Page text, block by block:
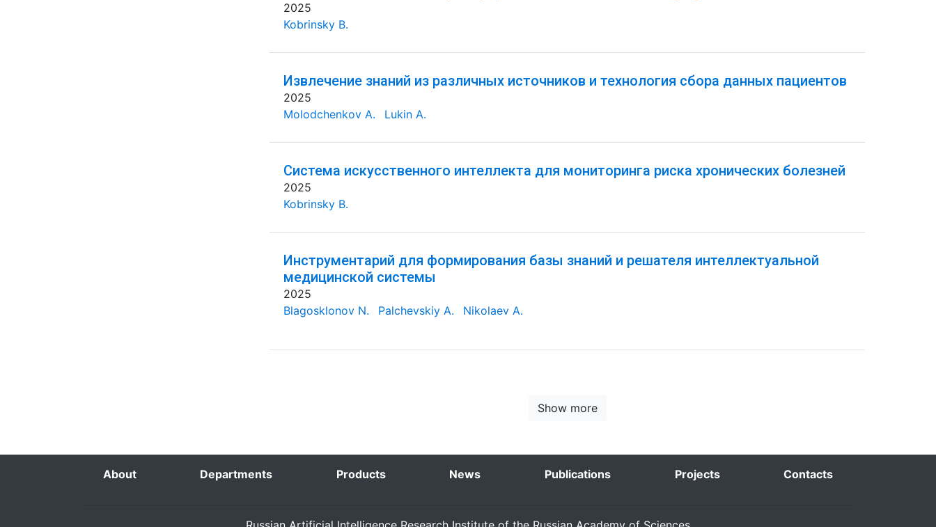
2025
Kobrinsky B.
Извлечение знаний из различных источников и технология сбора данных пациентов
2025
Molodchenkov A.
Lukin A.
Система искусственного интеллекта для мониторинга риска хронических болезней
2025
Kobrinsky B.
Инструментарий для формирования базы знаний и решателя интеллектуальной
медицинской системы
2025
Blagosklonov N.
Palchevskiy A. Nikolaev A.
Show more
About Departments Products News Publications Projects Contacts